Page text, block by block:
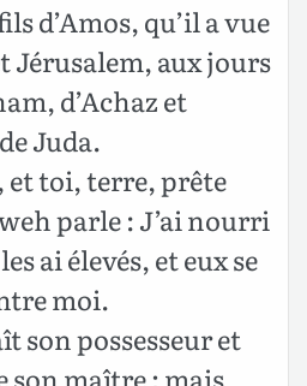
d’Amos, qu’il a vue
Jérusalem, aux jours
d’Achaz et
Juda.
et toi, terre, prête
parle : J’ai nourri
ai élevés, et eux se
moi.
son possesseur et